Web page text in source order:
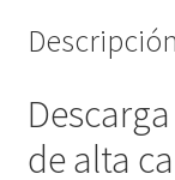
de
catering,
de
tiendas,
Descripción
de alta